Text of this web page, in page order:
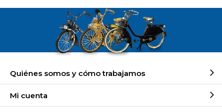
Quiénes somos y cómo trabajamos
Mi cuenta